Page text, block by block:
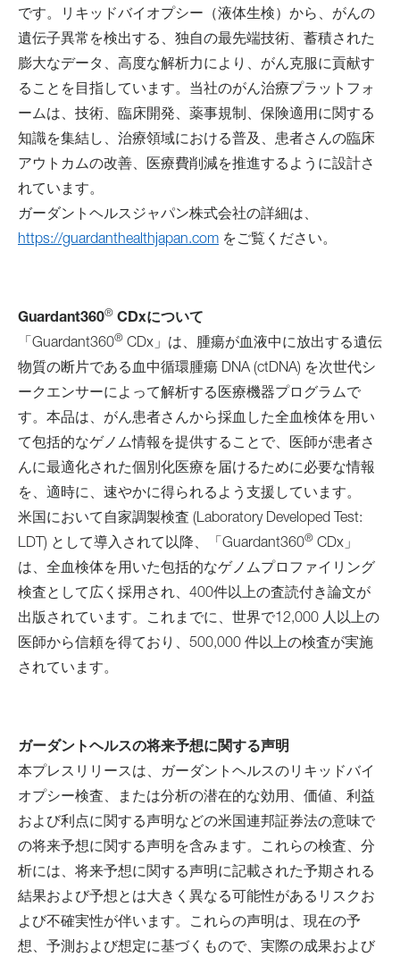
です。リキッドバイオプシー（液体生検）から、がんの
遺伝子異常を検出する、独自の最先端技術、蓄積された
膨大なデータ、高度な解析力により、がん克服に貢献す
ることを目指しています。当社のがん治療プラットフォ
ームは、技術、臨床開発、薬事規制、保険適用に関する
知識を集結し、治療領域における普及、患者さんの臨床
アウトカムの改善、医療費削減を推進するように設計さ
れています。
ガーダントヘルスジャパン株式会社の詳細は、
https://guardanthealthjapan.com をご覧ください。
Guardant360® CDxについて
「Guardant360® CDx」は、腫瘍が血液中に放出する遺伝
物質の断片である血中循環腫瘍 DNA (ctDNA) を次世代シ
ークエンサーによって解析する医療機器プログラムで
す。本品は、がん患者さんから採血した全血検体を用い
て包括的なゲノム情報を提供することで、医師が患者さ
んに最適化された個別化医療を届けるために必要な情報
を、適時に、速やかに得られるよう支援しています。
米国において自家調製検査 (Laboratory Developed Test:
LDT) として導入されて以降、「Guardant360® CDx」
は、全血検体を用いた包括的なゲノムプロファイリング
検査として広く採用され、400件以上の査読付き論文が
出版されています。これまでに、世界で12,000 人以上の
医師から信頼を得ており、500,000 件以上の検査が実施
されています。
ガーダントヘルスの将来予想に関する声明
本プレスリリースは、ガーダントヘルスのリキッドバイ
オプシー検査、または分析の潜在的な効用、価値、利益
および利点に関する声明などの米国連邦証券法の意味で
の将来予想に関する声明を含みます。これらの検査、分
析には、将来予想に関する声明に記載された予期される
結果および予想とは大きく異なる可能性があるリスクお
よび不確実性が伴います。これらの声明は、現在の予
想、予測および想定に基づくもので、実際の成果および